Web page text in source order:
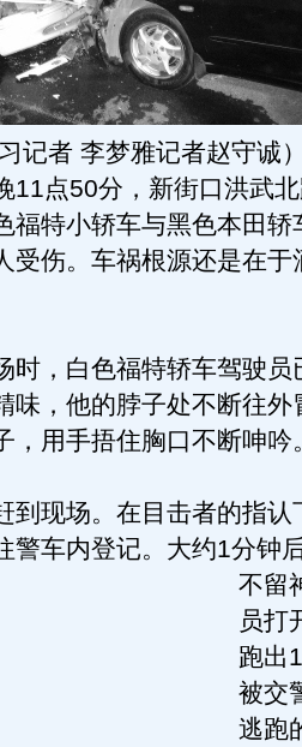
者 李梦雅记者赵守诚
11点50分，新街口洪武
福特小轿车与黑色本田轿
受伤。车祸根源还是在于
，白色福特轿车驾驶员
味，他的脖子处不断往外
，用手捂住胸口不断呻吟
现场。在目击者的指认
车内登记。 大约1分钟
不留
员打
跑出
被交
逃跑